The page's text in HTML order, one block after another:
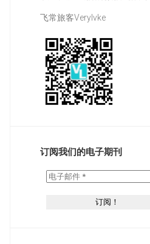
飞常旅客Verylvke
订阅我们的电子期刊